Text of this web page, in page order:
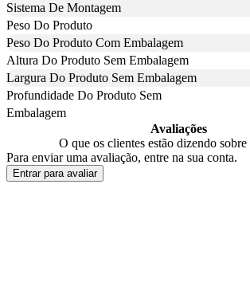
Sistema De Montagem
Peso Do Produto
Peso Do Produto Com Embalagem
Altura Do Produto Sem Embalagem
Largura Do Produto Sem Embalagem
Profundidade Do Produto Sem
Embalagem
Avaliações
O que os clientes estão dizendo
Para enviar uma avaliação, entre na sua conta.
Entrar para avaliar